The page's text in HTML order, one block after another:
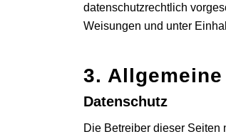
datenschutzrechtlich
Weisungen und unter
3.
Datenschutz
Die Betreiber dieser Seiten